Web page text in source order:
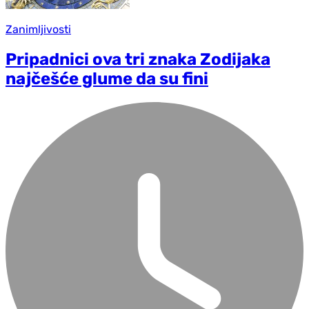
Zanimljivosti
Pripadnici ova tri znaka Zodijaka
najčešće glume da su fini